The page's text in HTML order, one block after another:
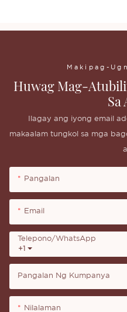
Makipag-
Huwag Mag-
Sa
Ilagay ang iyong email
makaalam tungkol sa mga
Pangalan
Email
+1
Telepono/whatsApp
Pangalan Ng Kumpanya
Nilalaman